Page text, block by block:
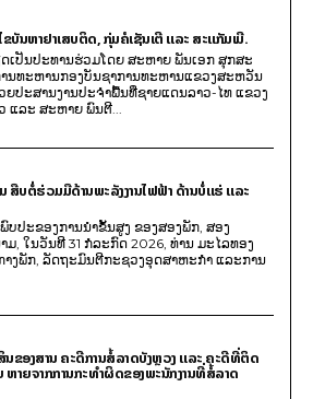
ບັນຫາຢາເສບຕິດ, ກຸ່ມຄໍເຊັນເຕີ ແລະ ສະແກັມເມີ.
ເປັນປະທານຮ່ວມໂດຍ ສະຫາຍ ພັນເອກ ສຸກສະ
ທະຫານກອງບັນຊາການທະຫານແຂວງສະຫວັນ
ປະສານງານປະຈຳພື້ນທີ່ຊາຍແດນລາວ-ໄທ ແຂວງ
ແລະ ສະຫາຍ ພົນຕີ...
ບຕໍ່ຮ່ວມມືດ້ານພະລັງງານໄຟຟ້າ ດ້ານບໍ່ແຮ່ ແລະ
ປະຂອງການນຳຂັ້ນສູງ ຂອງສອງພັກ, ສອງ
, ໃນວັນທີ 31 ກໍລະກົດ 2026, ທ່ານ ມະໄລທອງ
ງພັກ, ລັດຖະມົນຕີກະຊວງອຸດສາຫະກຳ ແລະການ
ນຂອງສານ ຄະດີການສໍ້ລາດບັງຫຼວງ ແລະ ຄະດີທີ່ຕິດ
ຫາຍຈາກການກະທຳຜິດຂອງພະນັກງານທີ່ສໍ້ລາດ